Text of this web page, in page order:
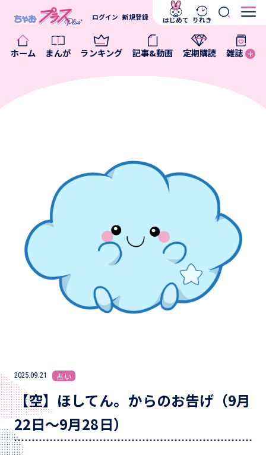
ホーム まんが ランキング 記事&動画 定期購読 雑誌
ログイン 新規登録 はじめて りれき
2025.09.21 占い
【空】ほしてん。からのお告げ（9月
22日～9月28日）